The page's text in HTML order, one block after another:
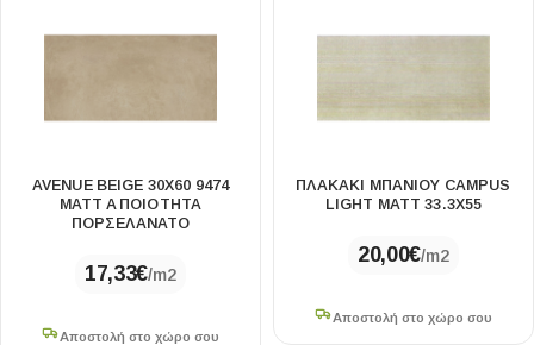
AVENUE BEIGE 30X60 9474
MATT A ΠΟΙΟΤΗΤΑ
ΠΟΡΣΕΛΑΝΑΤΟ
17,33€/m2
Αποστολή στο χώρο σου
ΠΛΑΚΑΚΙ ΜΠΑΝΙΟΥ CAMPUS
LIGHT MATT 33.3X55
20,00€/m2
Αποστολή στο χώρο σου